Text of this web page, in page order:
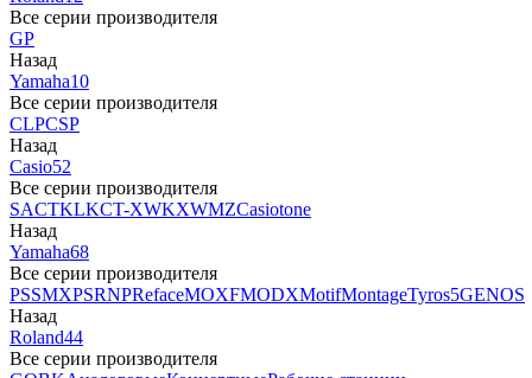
Все серии производителя
GP
Назад
Yamaha10
Все серии производителя
CLPCSP
Назад
Casio52
Все серии производителя
SACTKLKCT-XWKXWMZCasiotone
Назад
Yamaha68
Все серии производителя
PSSMXPSRNPRefaceMOXFMODXMotifMontageTyros5GENOS
Назад
Roland44
Все серии производителя